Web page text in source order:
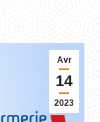
Avr
14
2023